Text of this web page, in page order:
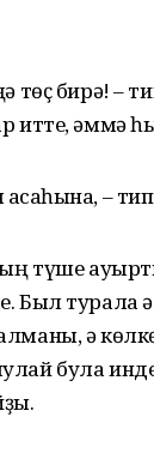
төҫ бирә! –
итте, әммә
–
түше
Был турала
ә
була